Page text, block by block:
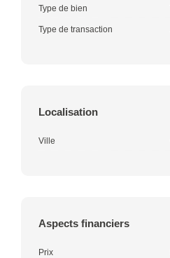
Type de bien
Type de transaction
Localisation
Ville
Aspects financiers
Prix